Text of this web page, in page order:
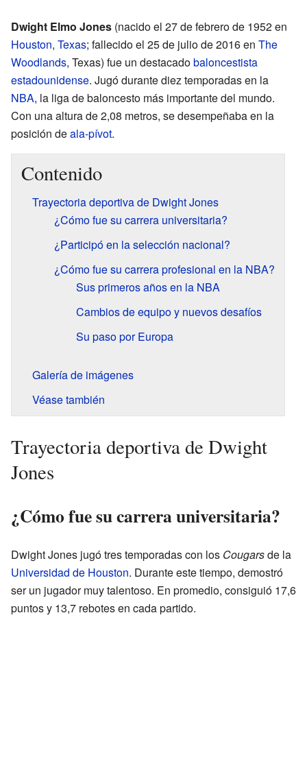
Dwight Elmo Jones (nacido el 27 de febrero de 1952 en
Houston, Texas; fallecido el 25 de julio de 2016 en The
Woodlands, Texas) fue un destacadobaloncestista
estadounidense. Jugó durante diez temporadas en la
NBA, la liga de baloncesto más importante del mundo.
Con una altura de 2,08 metros, se desempeñaba en la
posición deala-pívot.
Contenido
Trayectoria deportiva de Dwight Jones
¿Cómo fue su carrera universitaria?
¿Participó en la selección nacional?
¿Cómo fue su carrera profesional en la NBA?
Sus primeros años en la NBA
Cambios de equipo y nuevos desafíos
Su paso por Europa
Galería de imágenes
Véase también
Trayectoria deportiva de Dwight
Jones
¿Cómo fue su carrera universitaria?
Dwight Jones jugó tres temporadas con los Cougarsde la
Universidad de Houston. Durante este tiempo, demostró
ser un jugador muy talentoso. En promedio, consiguió 17,6
puntos y 13,7 rebotes en cada partido.